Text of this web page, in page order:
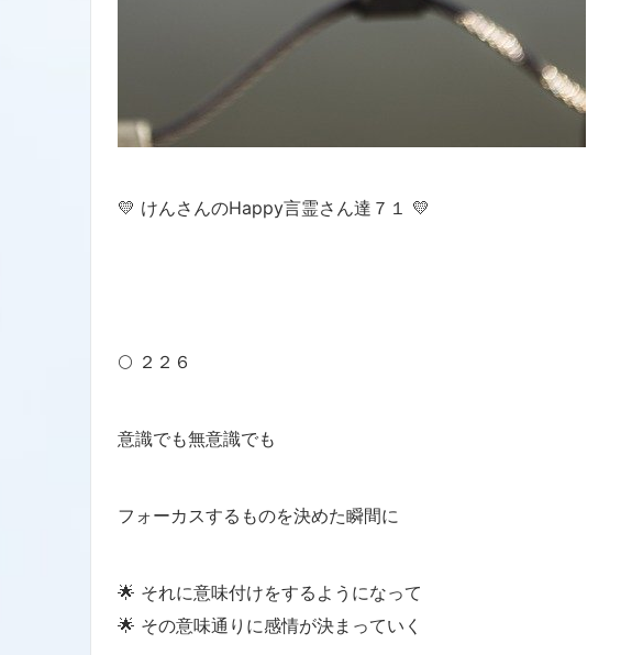
💛 けんさんのHappy言霊さん達７１ 💛
🌕 ２２６
意識でも無意識でも
フォーカスするものを決めた瞬間に
🌟 それに意味付けをするようになって
🌟 その意味通りに感情が決まっていく